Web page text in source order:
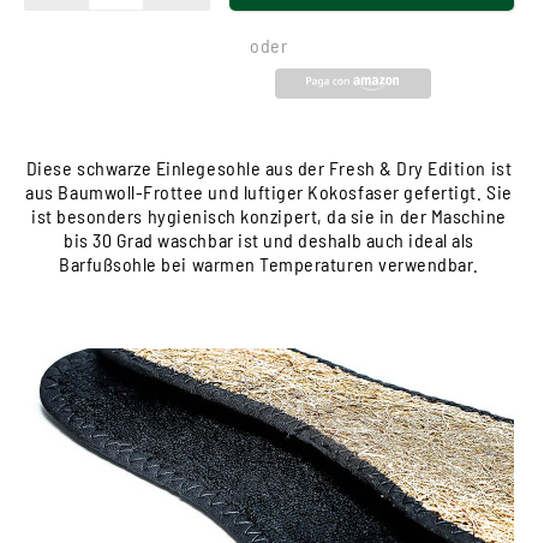
oder
Diese schwarze Einlegesohle aus der Fresh & Dry Edition ist
aus Baumwoll-Frottee und luftiger Kokosfaser gefertigt. Sie
ist besonders hygienisch konzipert, da sie in der Maschine
bis 30 Grad waschbar ist und deshalb auch ideal als
Barfußsohle bei warmen Temperaturen verwendbar.